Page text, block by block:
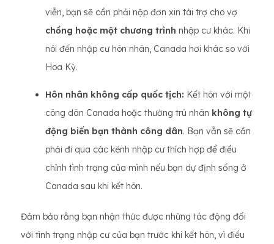
viễn, bạn sẽ cần phải nộp đơn xin tài trợ cho vợ
chồng hoặc một chương trình nhập cư khác. Khi
nói đến nhập cư hôn nhân, Canada hơi khác so với
Hoa Kỳ.
Hôn nhân không cấp quốc tịch: Kết hôn với một
công dân Canada hoặc thường trú nhân không tự
động biến bạn thành công dân. Bạn vẫn sẽ cần
phải đi qua các kênh nhập cư thích hợp để điều
chỉnh tình trạng của mình nếu bạn dự định sống ở
Canada sau khi kết hôn.
Đảm bảo rằng bạn nhận thức được những tác động đối
với tình trạng nhập cư của bạn trước khi kết hôn, vì điều